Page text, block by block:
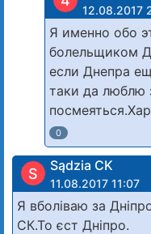
12.08.2017
Я именно обо
болельщиком
если Днепра
таки да люблю
0
S Sądzia CK
11.08.2017 11:07
Я вболіваю за
СК.То єст Дніпро.